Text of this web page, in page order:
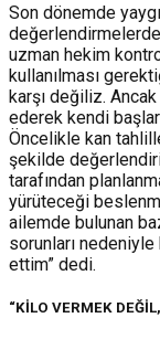
Son dönemde
uzman hekim
kullanılması
karşı değiliz.
ederek kendi
Öncelikle kan
şekilde
tarafından
yürüteceği
ailemde bulunan
sorunları
ettim” dedi.
“KİLO VERMEK